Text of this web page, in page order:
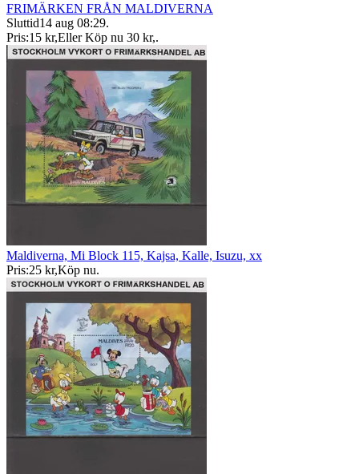
FRIMÄRKEN FRÅN MALDIVERNA
Sluttid14 aug 08:29.
Pris:15 kr,Eller Köp nu 30 kr,.
Maldiverna, Mi Block 115, Kajsa, Kalle, Isuzu, xx
Pris:25 kr,Köp nu.